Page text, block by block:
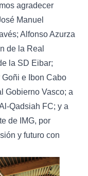
agradecer
Manuel
Alfonso Azurza
de la Real
la SD Eibar;
e Ibon Cabo
Gobierno Vasco; a
Qadsiah FC; y a
de IMG, por
y futuro con